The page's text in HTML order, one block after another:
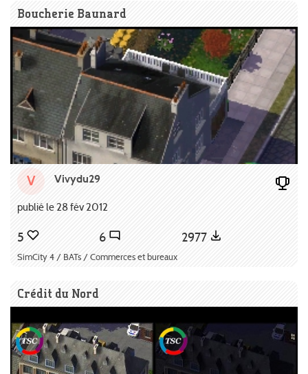
Boucherie Baunard
V Vivydu29
publié le 28 fév 2012
5 6 2977
SimCity 4 / BATs / Commerces et bureaux
Crédit du Nord